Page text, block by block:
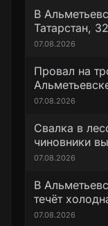
В
Татарстан, 32
07.08.2026
Провал на
07.08.2026
Свалка в
чиновники
07.08.2026
В
течёт
07.08.2026